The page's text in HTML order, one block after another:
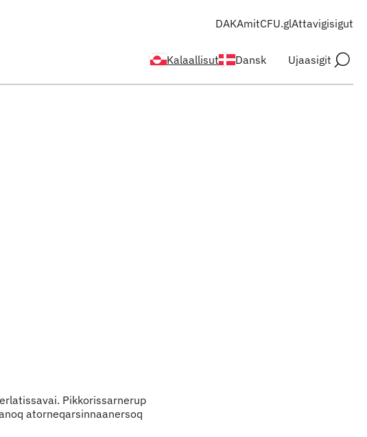
Kalaallisut Dansk Ujaasigit
DAKAmitCFU.glAttavigisigut
Pikkorissarnerup
atorneqarsinnaanersoq